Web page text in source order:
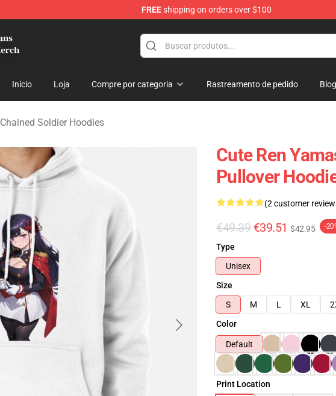
FREEshipping on orders over $100
Início Loja Compre por categoria Rastreamento de pedido Blog
Chained Soldier Hoodies
Cute Ren
Pullover
(2 customer
€49.39 €39.51 $42.95 -
Type
Unisex
Size
S
M L XL
Color
Default
Print Location